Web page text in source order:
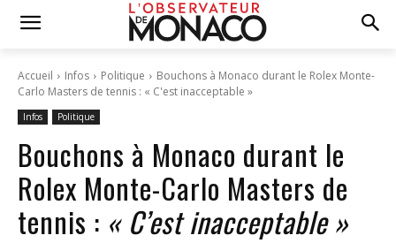
Accueil Infos Politique
Bouchons à Monaco durant le Rolex Monte-
Carlo Masters de tennis : « C'est inacceptable »
Infos Politique
Bouchons à Monaco durant le
Rolex Monte-Carlo Masters de
tennis : « C’est inacceptable »